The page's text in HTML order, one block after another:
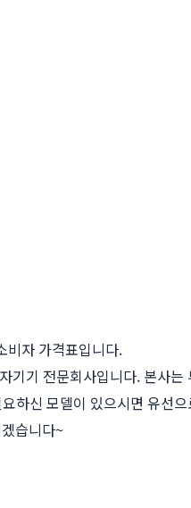
비자 가격표입니다.
기기 전문회사입니다. 본사
하신 모델이 있으시면 유선
습니다~